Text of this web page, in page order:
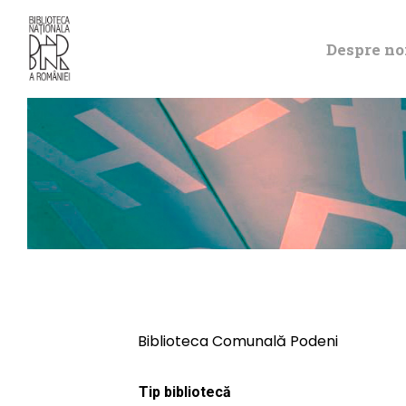
Despre
Biblioteca Comunală Podeni
Tip bibliotecă